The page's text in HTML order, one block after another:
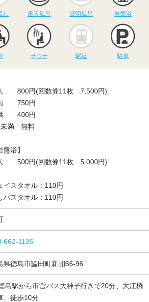
し 露天風呂 貸切風呂 岩盤浴
サウナ
サウナ 駅近 駐車
800円(回数券11枚 7,500円)
750円
400円
未満 無料
盤浴】
500円(回数券11枚 5.000円)
イスタオル：110円
バスタオル：110円
662-1126
県徳島市論田町新開66-96
島駅から市営バス大神子行きで20分、大江橋
、徒歩10分